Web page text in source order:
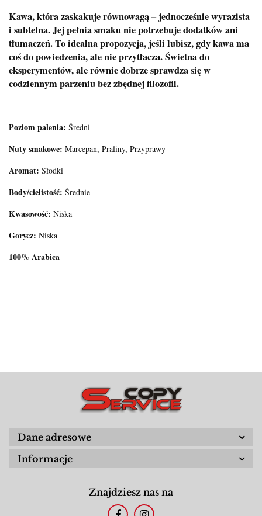
Kawa, która zaskakuje równowagą – jednocześnie wyrazista
i subtelna. Jej pełnia smaku nie potrzebuje dodatków ani
tłumaczeń. To idealna propozycja, jeśli lubisz, gdy kawa ma
coś do powiedzenia, ale nie przytłacza. Świetna do
eksperymentów, ale równie dobrze sprawdza się w
codziennym parzeniu bez zbędnej filozofii.
Poziom palenia: Średni
Nuty smakowe: Marcepan, Praliny, Przyprawy
Aromat: Słodki
Body/cielistość: Średnie
Kwasowość: Niska
Gorycz: Niska
100% Arabica
Dane adresowe
Informacje
Znajdziesz nas na